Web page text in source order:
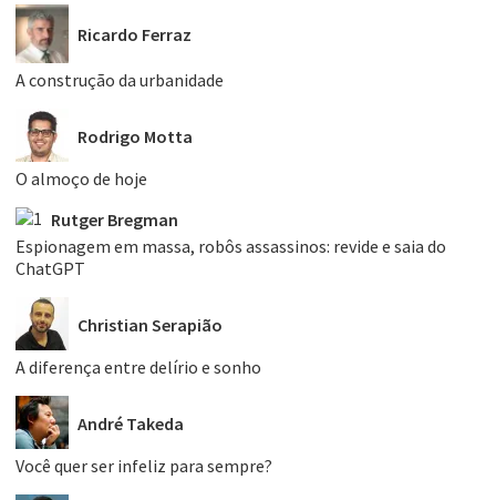
Ricardo Ferraz
A construção da urbanidade
Rodrigo Motta
O almoço de hoje
Rutger Bregman
Espionagem em massa, robôs assassinos: revide e saia do
ChatGPT
Christian Serapião
A diferença entre delírio e sonho
André Takeda
Você quer ser infeliz para sempre?